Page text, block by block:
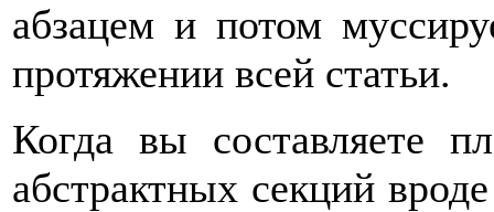
абзацем и потом
протяжении всей статьи.
Когда вы составляете
абстрактных секций